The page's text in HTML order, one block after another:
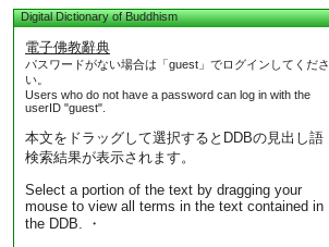
Digital Dictionary of Buddhism
電子佛教辭典
パスワードがない場合は「guest」でログインしてくださ
い。
Users who do not have a password can log in with the
userID "guest".
本文をドラッグして選択するとDDBの見出し語
検索結果が表示されます。
Select a portion of the text by dragging your
mouse to view all terms in the text contained in
the DDB. ・